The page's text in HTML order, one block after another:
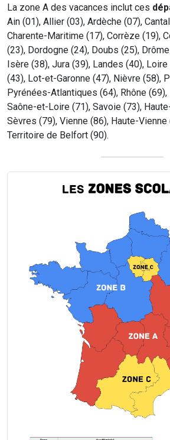
La zone A des vacances inclut ces
Ain (01), Allier (03), Ardèche (07),
Charente-Maritime (17), Corrèze (19),
(23), Dordogne (24), Doubs (25),
Isère (38), Jura (39), Landes (40),
(43), Lot-et-Garonne (47), Nièvre (58),
Pyrénées-Atlantiques (64), Rhône (69),
Saône-et-Loire (71), Savoie (73),
Sèvres (79), Vienne (86), Haute-Vienne
Territoire de Belfort (90).